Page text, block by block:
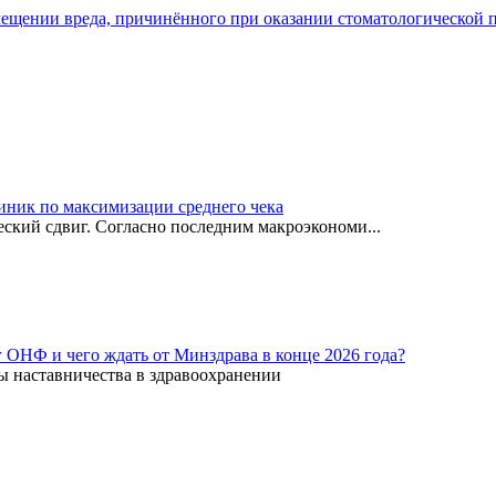
вреда, причинённого при оказании стоматологической
по максимизации среднего чека
сдвиг. Согласно последним макроэкономи...
ОНФ и чего ждать от Минздрава в конце 2026 года?
в здравоохранении